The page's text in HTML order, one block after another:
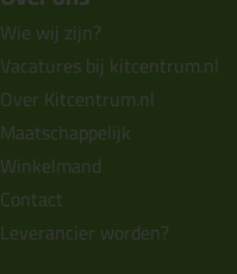
Wie wij zijn?
Vacatures bij kitcentrum.nl
Over Kitcentrum.nl
Maatschappelijk
Winkelmand
Contact
Leverancier worden?